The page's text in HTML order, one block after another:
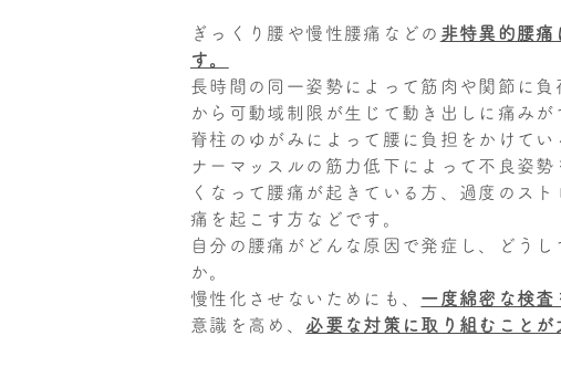
ぎっくり腰や慢性腰痛などの 非特異的腰痛
す。
長時間の同一姿勢によって筋肉や関節に
から可動域制限が生じて動き出しに痛み
脊柱のゆがみによって腰に負担をかけて
ナーマッスルの筋力低下によって不良姿
くなって腰痛が起きている方、過度のス
痛を起こす方などです。
自分の腰痛がどんな原因で発症し、どう
か。
慢性化させないためにも、 一度綿密な検
意識を高め、 必要な対策に取り組むことが